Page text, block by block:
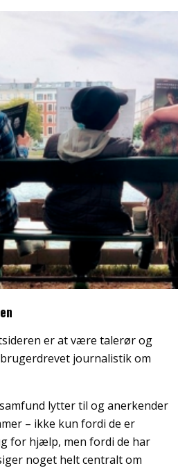
er at være talerør og
journalistik om
lytter til og anerkender
– ikke kun fordi de er
for hjælp, men fordi de har
noget helt centralt om